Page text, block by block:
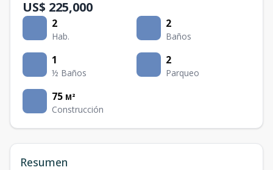
US$ 225,000
2
Hab.
2
Baños
1
½ Baños
2
Parqueo
75 M²
Construcción
Resumen